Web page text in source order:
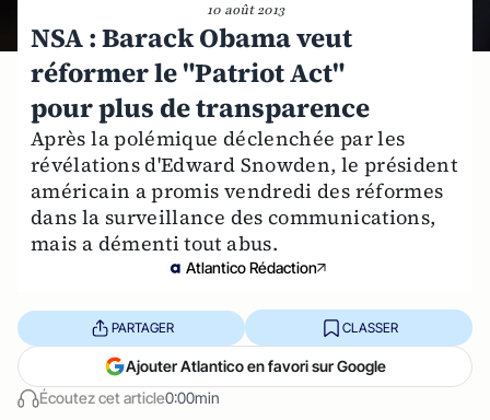
10 août 2013
NSA : Barack Obama veut
réformer le "Patriot Act"
pour plus de transparence
Après la polémique déclenchée par les
révélations d'Edward Snowden, le président
américain a promis vendredi des réformes
dans la surveillance des communications,
mais a démenti tout abus.
Atlantico Rédaction
Écoutez cet article0:00min
PARTAGER CLASSER
Ajouter Atlantico en favori sur Google